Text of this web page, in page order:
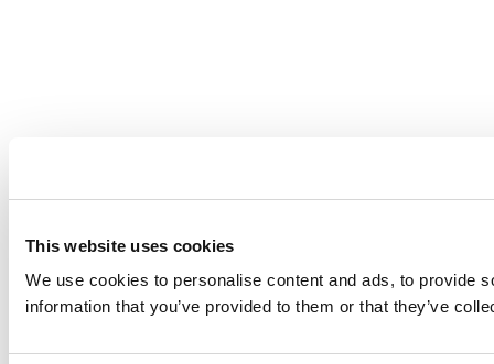
This website uses cookies
We use cookies to personalise content and ads, to provide
information that you’ve provided to them or that they’ve